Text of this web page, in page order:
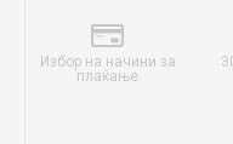
Избор на начини за
плаќање